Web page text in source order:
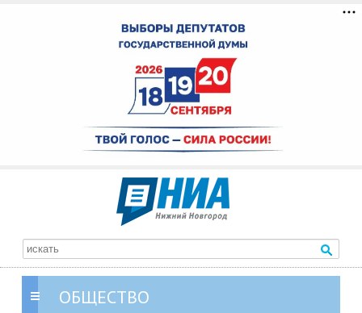
ОБЩЕСТВО